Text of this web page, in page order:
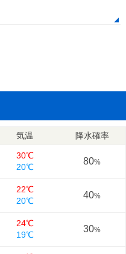
気温 降水確率
30℃
20℃
80%
22℃
20℃
40%
24℃
19℃
30%